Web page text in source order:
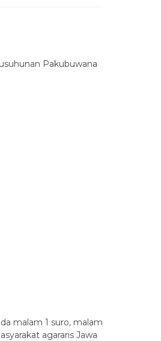
Pakubuwana
malam 1 suro, malam
agararis Jawa